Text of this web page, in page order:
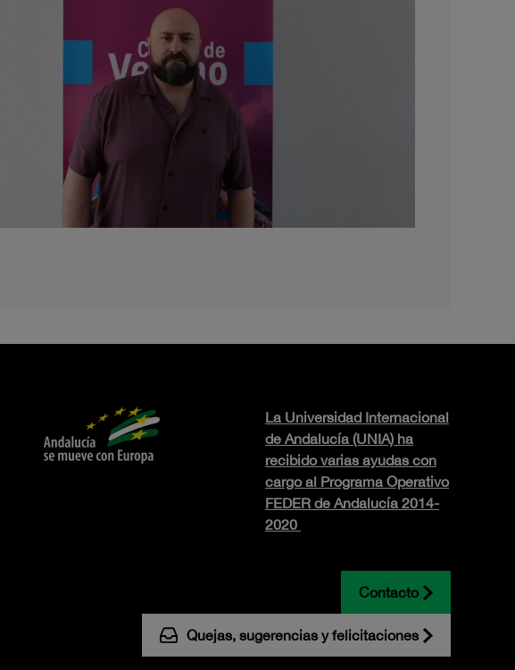
La Universidad Internacional
de Andalucía (UNIA) ha
recibido varias ayudas con
cargo al Programa Operativo
FEDER de Andalucía 2014-
2020
Contacto
Quejas, sugerencias y felicitaciones